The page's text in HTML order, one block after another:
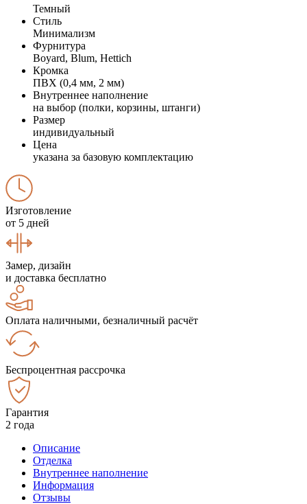
Темный
Стиль
Минимализм
Фурнитура
Boyard, Blum, Hettich
Кромка
ПВХ (0,4 мм, 2 мм)
Внутреннее наполнение
на выбор (полки, корзины, штанги)
Размер
индивидуальный
Цена
указана за базовую комплектацию
Изготовление
от 5 дней
Замер, дизайн
и доставка бесплатно
Оплата наличными, безналичный расчёт
Беспроцентная рассрочка
Гарантия
2 года
Описание
Отделка
Внутреннее наполнение
Информация
Отзывы